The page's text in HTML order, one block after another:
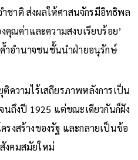
ชาติ ส่งผลให้ศาสนจักรมีอิทธิพล
คุณค่าและความสงบเรียบร้อย’
ำอำนาจชนชั้นนำฝ่ายอนุรักษ์
ความไร้เสถียรภาพหลังการเป็น
นถึงปี 1925 แต่ขณะเดียวกันก็ฝัง
รงสร้างของรัฐ และกลายเป็นข้อ
งคมสมัยใหม่